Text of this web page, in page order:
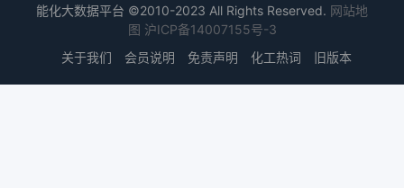
能化大数据平台 ©2010-2023 All Rights Reserved. 网站地
图 沪ICP备14007155号-3
关于我们
会员说明 免责声明 化工热词 旧版本